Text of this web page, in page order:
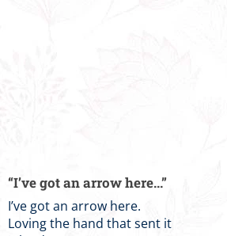
“I’ve got an arrow here...”
I’ve got an arrow here.
Loving the hand that sent it